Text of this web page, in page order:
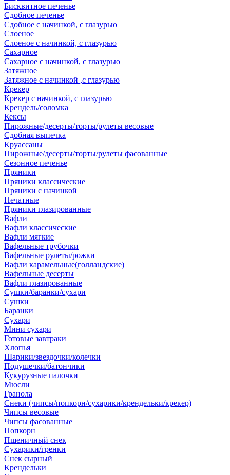
Бисквитное печенье
Сдобное печенье
Сдобное с начинкой, с глазурью
Слоеное
Слоеное с начинкой, с глазурью
Сахарное
Сахарное с начинкой, с глазурью
Затяжное
Затяжное с начинкой ,с глазурью
Крекер
Крекер с начинкой, с глазурью
Крендель/соломка
Кексы
Пирожные/десерты/торты/рулеты весовые
Сдобная выпечка
Круассаны
Пирожные/десерты/торты/рулеты фасованные
Сезонное печенье
Пряники
Пряники классические
Пряники с начинкой
Печатные
Пряники глазированные
Вафли
Вафли классические
Вафли мягкие
Вафельные трубочки
Вафельные рулеты/рожки
Вафли карамельные(голландские)
Вафельные десерты
Вафли глазированные
Сушки/баранки/сухари
Сушки
Баранки
Сухари
Мини сухари
Готовые завтраки
Хлопья
Шарики/звездочки/колечки
Подушечки/батончики
Кукурузные палочки
Мюсли
Гранола
Снеки (чипсы/попкорн/сухарики/крендельки/крекер)
Чипсы весовые
Чипсы фасованные
Попкорн
Пшеничный снек
Сухарики/гренки
Снек сырный
Крендельки